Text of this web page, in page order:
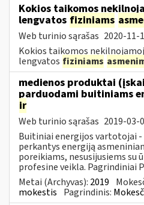
Kokios taikomos
lengvatos fiziniams
Web turinio sąrašas 2020-11-
Kokios taikomos
lengvatos fiziniams
medienos produktai
parduodami buitiniams
ir
Web turinio sąrašas 2019-03-
Buitiniai energijos vartotojai -
perkantys energiją
poreikiams, nesusijusiems su
profesine veikla. Pagrindiniai
Metai (Archyvas): 2019
mokestis Pagrindinis: